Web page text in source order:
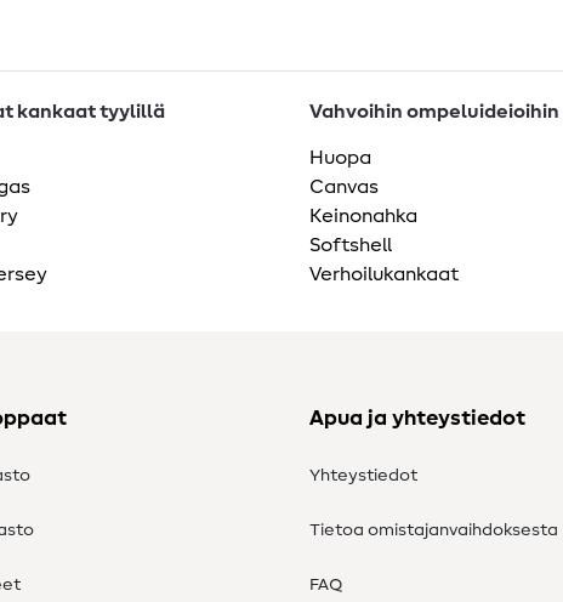
kankaat tyylillä Vahvoihin ompeluideioihin
Huopa
Canvas
Keinonahka
Softshell
Verhoilukankaat
Apua ja yhteystiedot
Yhteystiedot
Tietoa omistajanvaihdoksesta
FAQ